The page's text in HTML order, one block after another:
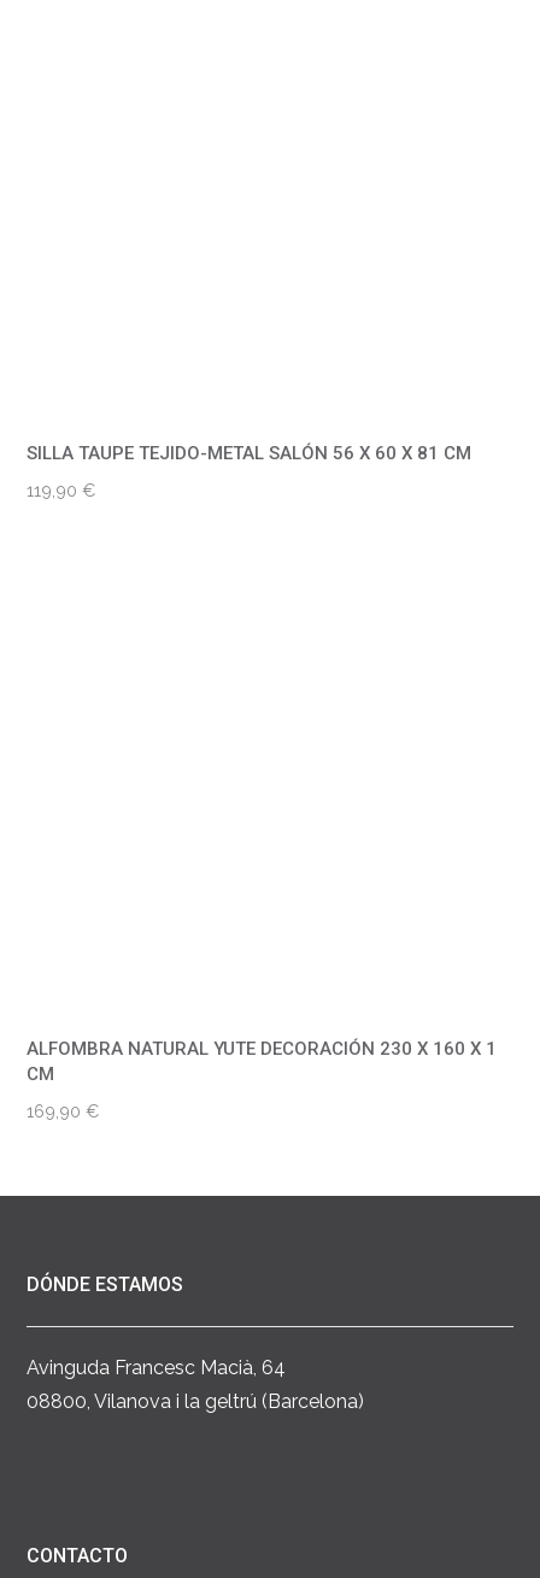
SILLA TAUPE TEJIDO-METAL SALÓN 56 X 60 X 81 CM
119,90€
ALFOMBRA NATURAL YUTE DECORACIÓN 230 X 160 X 1
CM
169,90€
DÓNDE ESTAMOS
Avinguda Francesc Macià, 64
08800, Vilanova i la geltrú (Barcelona)
CONTACTO